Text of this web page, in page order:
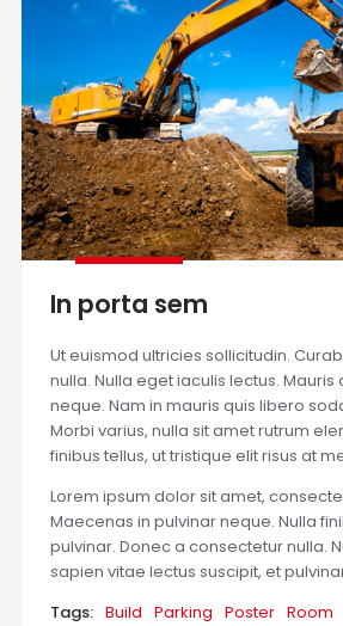
In porta sem
Ut euismod ultricies sollicitudin.
nulla. Nulla eget iaculis lectus. Mauris
neque. Nam in mauris quis libero
Morbi varius, nulla sit amet rutrum
finibus tellus, ut tristique elit risus at
Lorem ipsum dolor sit amet,
Maecenas in pulvinar neque. Nulla
pulvinar. Donec a consectetur nulla.
sapien vitae lectus suscipit, et
Tags: Build Parking Poster Room